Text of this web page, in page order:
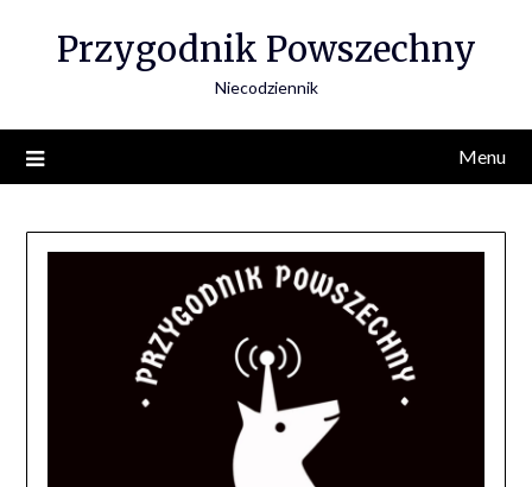
Przygodnik Powszechny
Niecodziennik
Menu